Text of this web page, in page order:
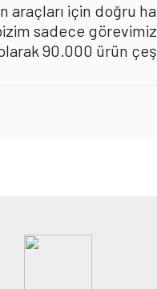
için doğru
sadece görevimiz
90.000 ürün